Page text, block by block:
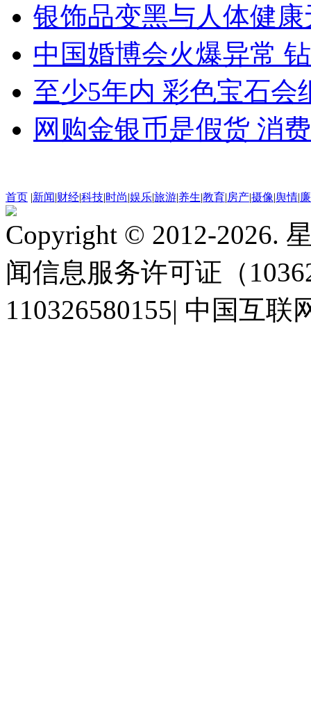
银饰品变黑与人体健康
中国婚博会火爆异常
至少5年内 彩色宝石会
网购金银币是假货 消
首页 |新闻|财经|科技|时尚|娱乐|旅游|养生|教育|房产|摄像|舆情|
Copyright © 2012-2026.
闻信息服务许可证（
110326580155| 中国互联